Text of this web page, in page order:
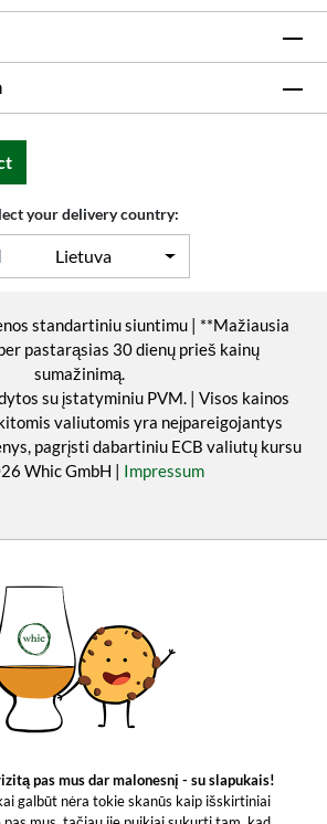
your delivery country:
Lietuva
standartiniu siuntimu | **Mažiausia
pastarąsias 30 dienų prieš kainų
sumažinimą.
su įstatyminiu PVM. | Visos kainos
valiutomis yra neįpareigojantys
pagrįsti dabartiniu ECB valiutų kursu
Whic GmbH | Impressum
pas mus dar malonesnį - su slapukais!
galbūt nėra tokie skanūs kaip išskirtiniai